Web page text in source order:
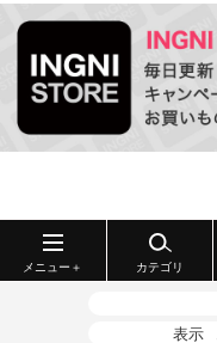
メニュー＋ カテゴリ
表示